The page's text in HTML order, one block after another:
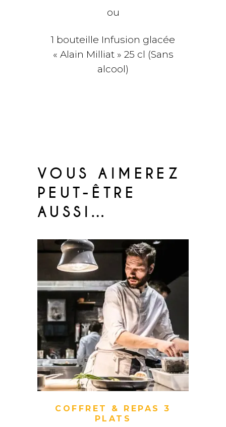
ou
1 bouteille Infusion glacée
« Alain Milliat » 25 cl (Sans
alcool)
VOUS AIMEREZ
PEUT-ÊTRE
AUSSI…
COFFRET & REPAS 3
PLATS